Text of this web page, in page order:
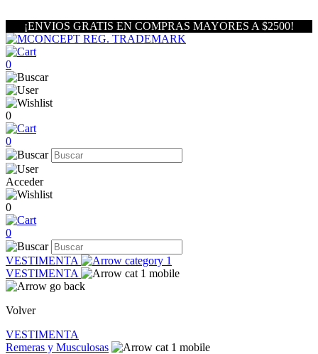
¡ENVIOS GRATIS EN COMPRAS MAYORES A $2500!
0
0
0
Acceder
0
0
VESTIMENTA
VESTIMENTA
Volver
VESTIMENTA
Remeras y Musculosas